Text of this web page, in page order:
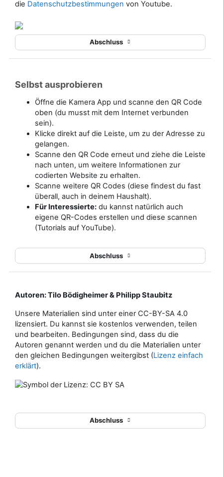
Abschluss
die Datenschutzbestimmungen von Youtube.
Abschluss
Selbst ausprobieren
Öffne die Kamera App und scanne den QR Code
oben (du musst mit dem Internet verbunden
sein).
Klicke direkt auf die Leiste, um zu der Adresse zu
gelangen.
Scanne den QR Code erneut und ziehe die Leiste
nach unten, um weitere Informationen zur
codierten Website zu erhalten.
Scanne weitere QR Codes (diese findest du fast
überall, auch in deinem Haushalt).
Für Interessierte: du kannst natürlich auch
eigene QR-Codes erstellen und diese scannen
(Tutorials auf YouTube).
Abschluss
Autoren: Tilo Bödigheimer & Philipp Staubitz
Unsere Materialien sind unter einer CC-BY-SA 4.0
lizensiert. Du kannst sie kostenlos verwenden, teilen
und bearbeiten. Bedingungen sind, dass du die
Autoren genannt werden und du die Materialien unter
den gleichen Bedingungen weitergibst (Lizenz einfach
erklärt).